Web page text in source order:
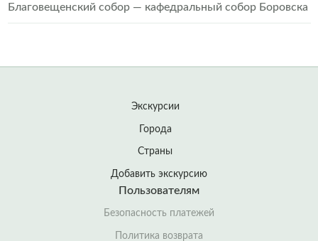
Благовещенский собор — кафедральный собор Боровска
Экскурсии
Города
Страны
Добавить экскурсию
Пользователям
Безопасность платежей
Политика возврата